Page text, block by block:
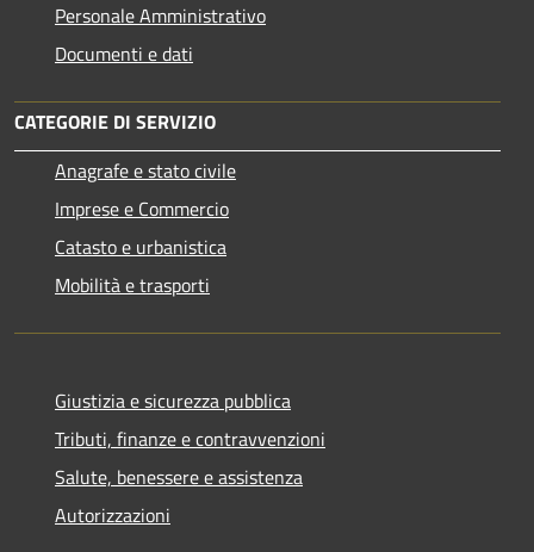
Personale Amministrativo
Documenti e dati
CATEGORIE DI SERVIZIO
Anagrafe e stato civile
Imprese e Commercio
Catasto e urbanistica
Mobilità e trasporti
Giustizia e sicurezza pubblica
Tributi, finanze e contravvenzioni
Salute, benessere e assistenza
Autorizzazioni